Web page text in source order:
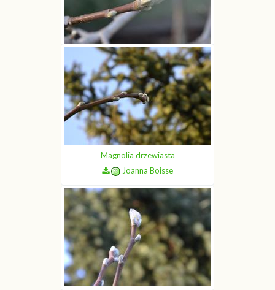
Magnolia drzewiasta
Joanna Boisse
Magnolia drzewiasta
Joanna Boisse